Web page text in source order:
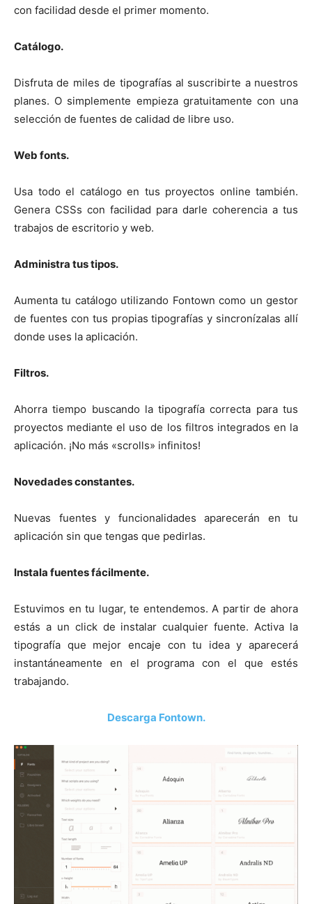
con facilidad desde el primer momento.
Catálogo.
Disfruta de miles de tipografías al suscribirte a nuestros
planes. O simplemente empieza gratuitamente con una
selección de fuentes de calidad de libre uso.
Web fonts.
Usa todo el catálogo en tus proyectos online también.
Genera CSSs con facilidad para darle coherencia a tus
trabajos de escritorio y web.
Administra tus tipos.
Aumenta tu catálogo utilizando Fontown como un gestor
de fuentes con tus propias tipografías y sincronízalas allí
donde uses la aplicación.
Filtros.
Ahorra tiempo buscando la tipografía correcta para tus
proyectos mediante el uso de los filtros integrados en la
aplicación. ¡No más «scrolls» infinitos!
Novedades constantes.
Nuevas fuentes y funcionalidades aparecerán en tu
aplicación sin que tengas que pedirlas.
Instala fuentes fácilmente.
Estuvimos en tu lugar, te entendemos. A partir de ahora
estás a un click de instalar cualquier fuente. Activa la
tipografía que mejor encaje con tu idea y aparecerá
instantáneamente en el programa con el que estés
trabajando.
Descarga Fontown.